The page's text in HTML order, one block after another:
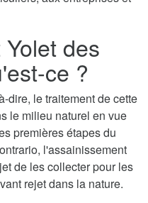
des
ce ?
dire, le traitement de cette
le milieu naturel en vue
premières étapes du
l'assainissement
de les collecter pour les
rejet dans la nature.